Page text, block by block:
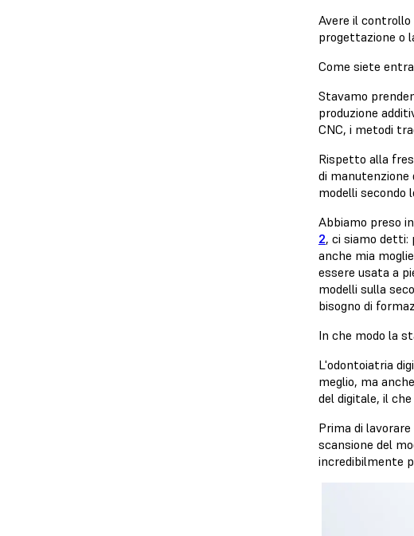
Avere il
progettazione o
Come siete
Stavamo
produzione
CNC, i metodi
Rispetto alla
di
modelli secondo
Abbiamo preso
2, ci siamo detti:
anche mia
essere usata a
modelli sulla
bisogno di
In che modo la
L'odontoiatria
meglio, ma
del digitale, il
Prima di
scansione del
incredibilmente